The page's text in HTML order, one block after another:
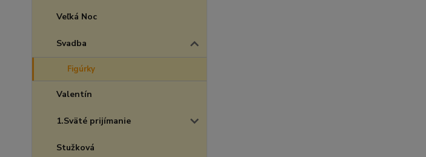
Veľká Noc
Svadba
Figúrky
Valentín
1.Sväté prijímanie
Stužková